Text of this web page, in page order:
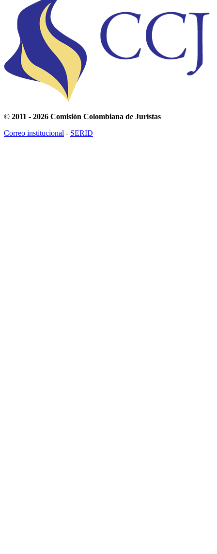
© 2011 - 2026 Comisión Colombiana de Juristas
Correo institucional - SERID